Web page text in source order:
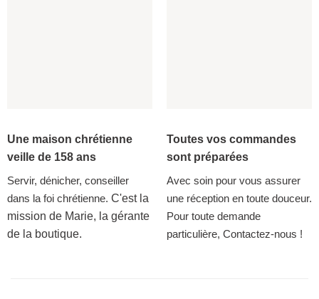
Une maison chrétienne
veille de 158 ans
Servir, dénicher, conseiller
dans la foi chrétienne. C'est la
mission de Marie, la gérante
de la boutique.
Toutes vos commandes
sont préparées
Avec soin pour vous assurer
une réception en toute douceur.
Pour toute demande
particulière, Contactez-nous !